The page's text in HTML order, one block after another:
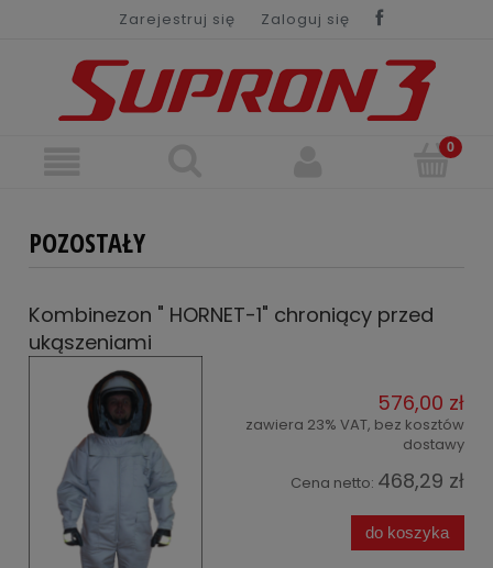
Zarejestruj się Zaloguj się
POZOSTAŁY
Kombinezon " HORNET-1" chroniący przed
ukąszeniami
576,00 zł
zawiera 23% VAT, bez kosztów
dostawy
Cena netto: 468,29 zł
do koszyka